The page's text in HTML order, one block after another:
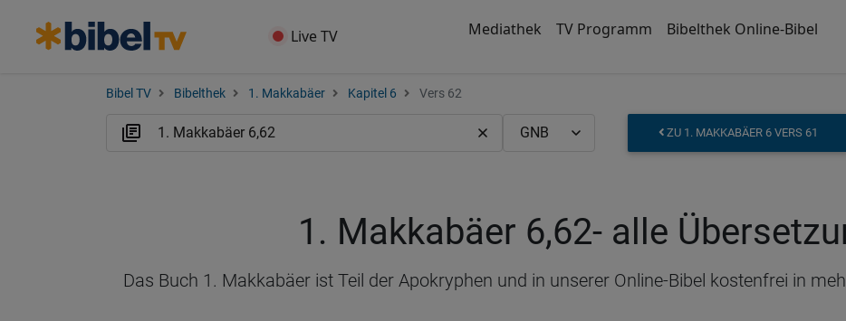
Live TV Mediathek TV Programm Bibelthek Online-Bibel
Bibel TV Bibelthek 1. Makkabäer Kapitel 6 Vers 62
ZU 1. MAKKABÄER 6 VERS 61
1. Makkabäer 6,62- alle
Das Buch 1. Makkabäer ist Teil der Apokryphen und in unserer Online-Bibel kostenfrei in